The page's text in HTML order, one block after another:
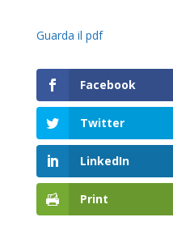
Guarda il pdf
Facebook
Twitter
LinkedIn
Print